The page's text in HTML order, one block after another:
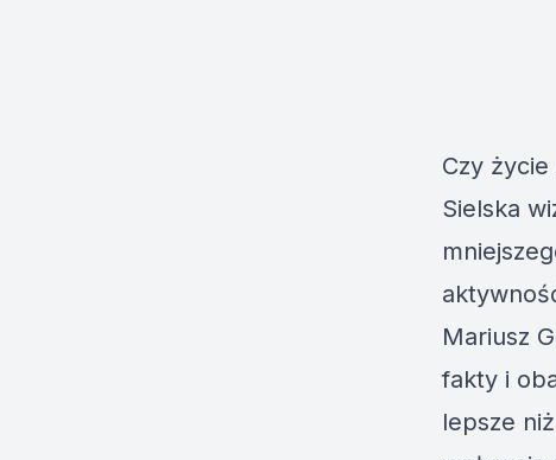
Czy
Sielska
Mariusz
fakty i
lepsze